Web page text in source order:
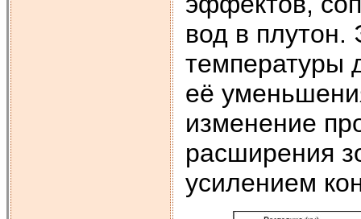
вод в плутон.
температуры
её
изменение
расширения
усилением